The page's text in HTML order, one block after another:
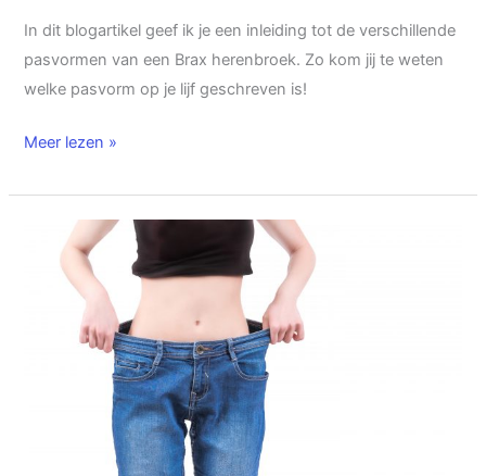
In dit blogartikel geef ik je een inleiding tot de verschillende
pasvormen van een Brax herenbroek. Zo kom jij te weten
welke pasvorm op je lijf geschreven is!
Meer lezen »
verschillende
pasvormen